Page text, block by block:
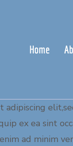
Home
adipiscing
ex ea sint
ad minim